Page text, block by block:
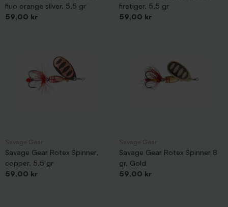
fluo orange silver, 5,5 gr
Pris
59,00 kr
firetiger, 5,5 gr
Pris
59,00 kr
Savage Gear Rotex Spinner,
copper, 5,5 gr
Pris
59,00 kr
Savage Gear Rotex Spinner 8
gr, Gold
Pris
59,00 kr